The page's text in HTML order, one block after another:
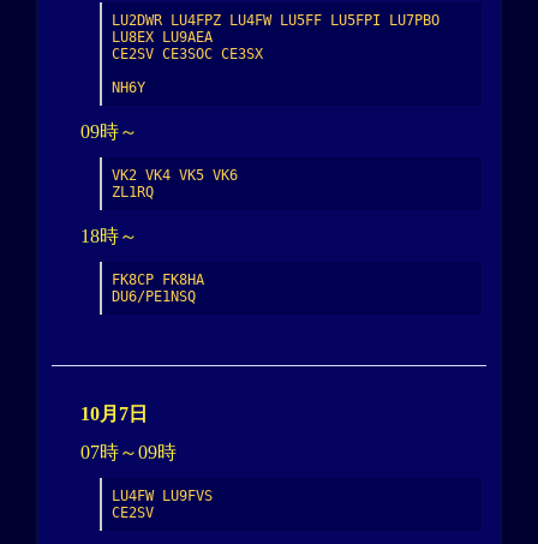
LU2DWR LU4FPZ LU4FW LU5FF LU5FPI LU7PBO
LU8EX LU9AEA
CE2SV CE3SOC CE3SX
NH6Y
09時～
VK2 VK4 VK5 VK6
ZL1RQ
18時～
FK8CP FK8HA
DU6/PE1NSQ
10月7日
07時～09時
LU4FW LU9FVS
CE2SV